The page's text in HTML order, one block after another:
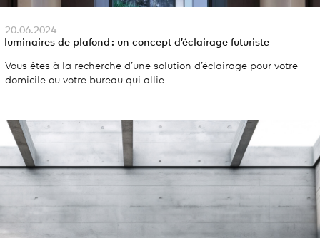
20.06.2024
luminaires de plafond : un concept d’éclairage futuriste
Vous êtes à la recherche d’une solution d’éclairage pour votre
domicile ou votre bureau qui allie...